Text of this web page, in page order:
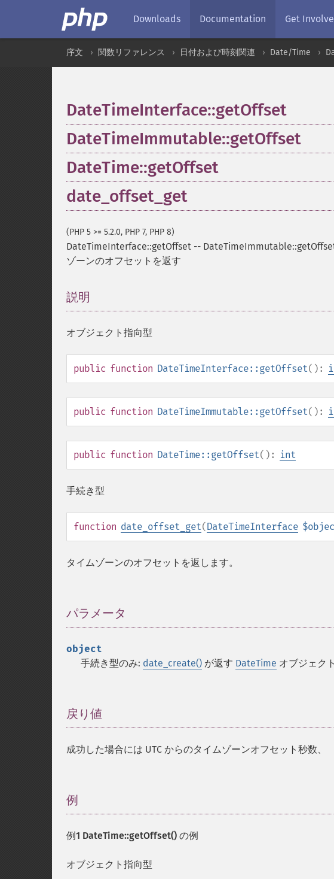
Downloads Documentation Get
序文 関数リファレンス 日付および時刻関連 Date/Time
DateTimeInterface::getOffset
DateTimeImmutable::getOffset
DateTime::getOffset
date_offset_get
(PHP 5 >= 5.2.0, PHP 7, PHP 8)
DateTimeInterface::getOffset --
ゾーンのオフセットを返す
説明
オブジェクト指向型
public function DateTimeInterface::getOffset():
public function DateTimeImmutable::getOffset():
public function DateTime::getOffset(): int
手続き型
function date_offset_get(DateTimeInterface
タイムゾーンのオフセットを返します。
パラメータ
object
手続き型のみ: date_create() が返す DateTime オブジェクト
戻り値
成功した場合には UTC からのタイムゾーンオフセット秒数、
例
例1 DateTime::getOffset() の例
オブジェクト指向型